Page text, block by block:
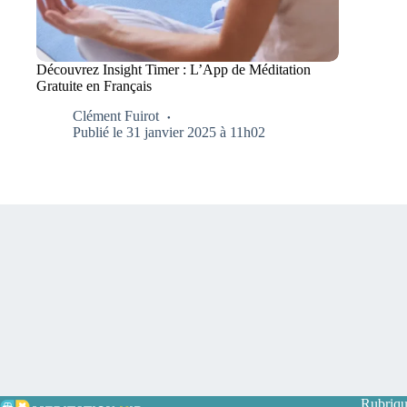
Découvrez Insight Timer : L’App de Méditation
Gratuite en Français
Clément Fuirot
Publié le 31 janvier 2025 à 11h02